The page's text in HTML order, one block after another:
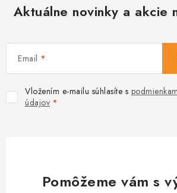
Aktuálne novinky a akcie
Email
Vložením e-mailu súhlasíte s
údajov
Pomôžeme vám s